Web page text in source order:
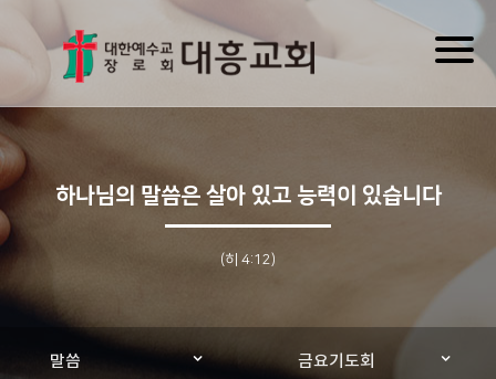
하나님의 말씀은 살아 있고 능력이 있습니다
(히 4:12)
말씀 금요기도회